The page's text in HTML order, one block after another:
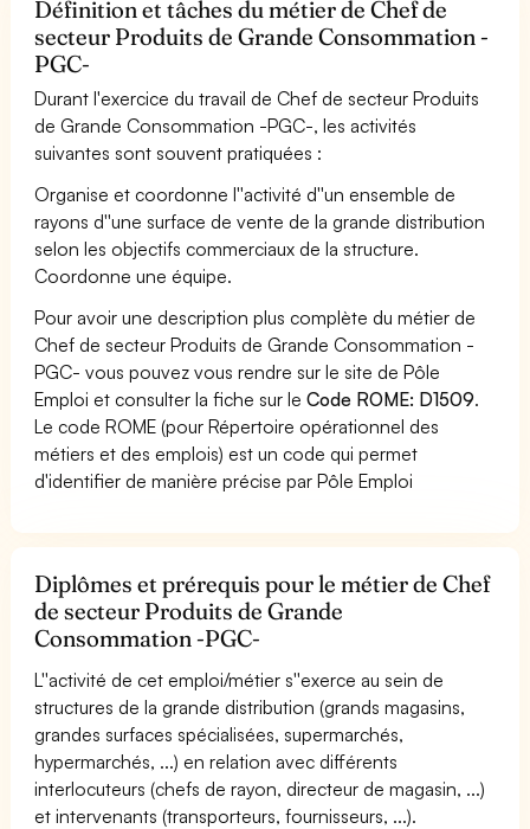
Définition et tâches du métier de Chef de
secteur Produits de Grande Consommation -
PGC-
Durant l'exercice du travail de Chef de secteur Produits
de Grande Consommation -PGC-, les activités
suivantes sont souvent pratiquées :
Organise et coordonne l''activité d''un ensemble de
rayons d''une surface de vente de la grande distribution
selon les objectifs commerciaux de la structure.
Coordonne une équipe.
Pour avoir une description plus complète du métier de
Chef de secteur Produits de Grande Consommation -
PGC- vous pouvez vous rendre sur le site de Pôle
Emploi et consulter la fiche sur leCode ROME: D1509.
Le code ROME (pour Répertoire opérationnel des
métiers et des emplois) est un code qui permet
d'identifier de manière précise par Pôle Emploi
Diplômes et prérequis pour le métier de Chef
de secteur Produits de Grande
Consommation -PGC-
L''activité de cet emploi/métier s''exerce au sein de
structures de la grande distribution (grands magasins,
grandes surfaces spécialisées, supermarchés,
hypermarchés, ...) en relation avec différents
interlocuteurs (chefs de rayon, directeur de magasin, ...)
et intervenants (transporteurs, fournisseurs, ...).